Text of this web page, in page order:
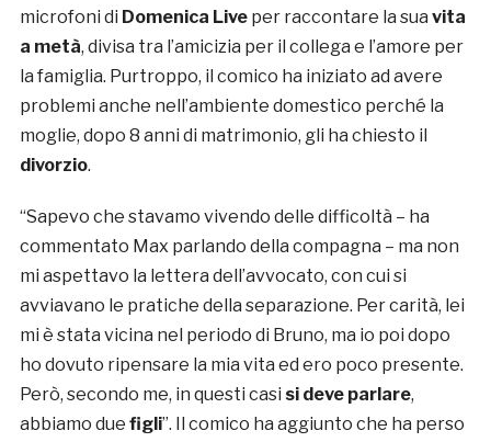
microfoni di Domenica Liveper raccontare la sua vita
a metà, divisa tra l’amicizia per il collega e l’amore per
la famiglia. Purtroppo, il comico ha iniziato ad avere
problemi anche nell’ambiente domestico perché la
moglie, dopo 8 anni di matrimonio, gli ha chiesto il
divorzio.
“Sapevo che stavamo vivendo delle difficoltà – ha
commentato Max parlando della compagna – ma non
mi aspettavo la lettera dell’avvocato, con cui si
avviavano le pratiche della separazione. Per carità, lei
mi è stata vicina nel periodo di Bruno, ma io poi dopo
ho dovuto ripensare la mia vita ed ero poco presente.
Però, secondo me, in questi casi si deve parlare,
abbiamo due figli”. Il comico ha aggiunto che ha perso